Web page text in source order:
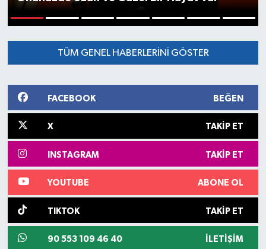
TÜM GENEL HABERLERINI GÖSTER
FACEBOOK BEĞEN
X TAKIP ET
INSTAGRAM TAKIP ET
YOUTUBE ABONE OL
TIKTOK TAKIP ET
90 553 109 46 40 İLETIŞIM